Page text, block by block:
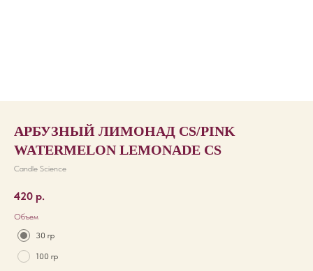
АРБУЗНЫЙ ЛИМОНАД CS/PINK
WATERMELON LEMONADE CS
Candle Science
420 р.
Объем
30 гр
100 гр